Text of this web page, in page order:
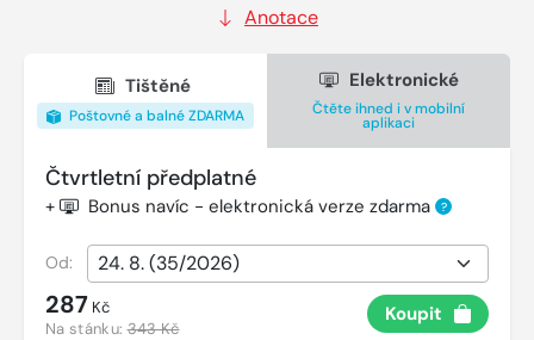
Anotace
Tištěné
Poštovné a balné ZDARMA
Elektronické
Čtěte ihned i v mobilní
aplikaci
Čtvrtletní předplatné
+ Bonus navíc - elektronická verze zdarma ?
Od:
287 Kč
Na stánku:343 Kč
Koupit